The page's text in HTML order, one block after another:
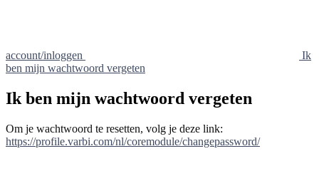
account/inloggen
Ik
ben mijn wachtwoord vergeten
Ik ben mijn wachtwoord vergeten
Om je wachtwoord te resetten, volg je deze link:
https://profile.varbi.com/nl/coremodule/changepassword/